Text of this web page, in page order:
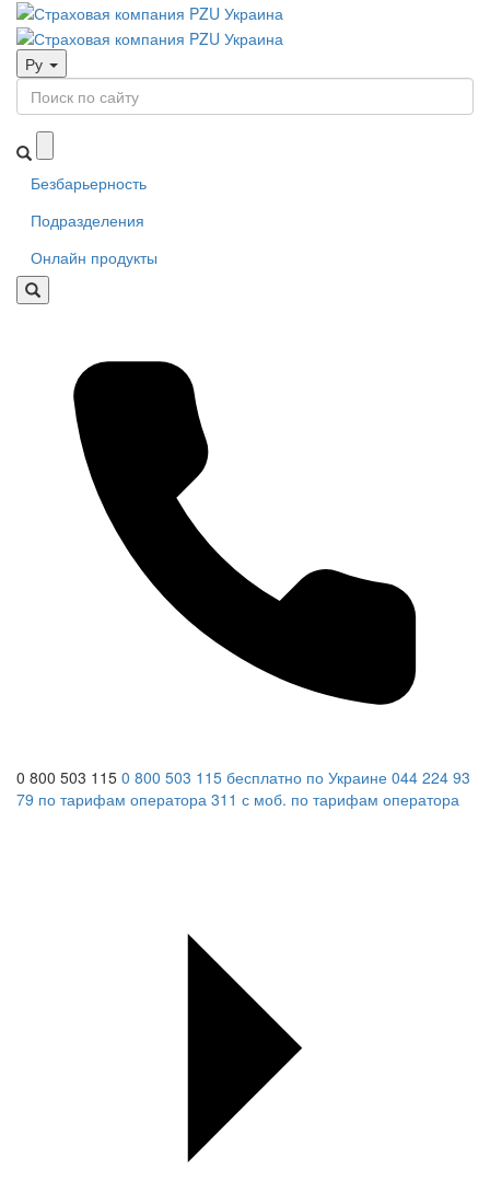
Ру
Безбарьерность
Подразделения
Онлайн продукты
0 800 503 115 0 800 503 115 бесплатно по Украине 044 224 93
79 по тарифам оператора 311 с моб. по тарифам оператора